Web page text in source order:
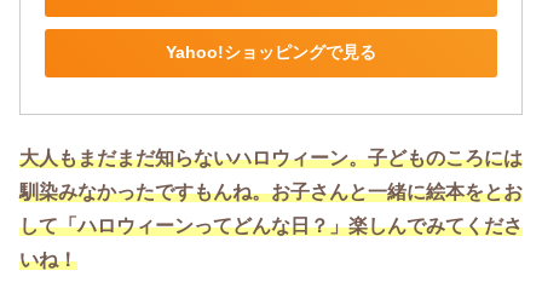
Yahoo!ショッピングで見る
大人もまだまだ知らないハロウィーン。子どものころには
馴染みなかったですもんね。お子さんと一緒に絵本をとお
して「ハロウィーンってどんな日？」楽しんでみてくださ
いね！